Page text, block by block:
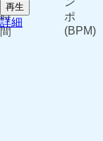
再生
詳細